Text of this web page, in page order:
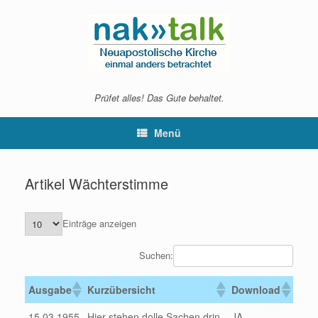
Prüfet alles! Das Gute behaltet.
Menü
Artikel Wächterstimme
Einträge anzeigen
Suchen:
Ausgabe Kurzübersicht
Download